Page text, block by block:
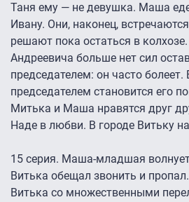
Таня ему — не девушка. Маша
Ивану. Они, наконец,
решают пока остаться в
Андреевича больше нет сил
председателем: он часто болеет.
председателем становится его
Митька и Маша нравятся друг
Наде в любви. В городе Витьку
15 серия. Маша-младшая
Витька обещал звонить и
Витька со множественными